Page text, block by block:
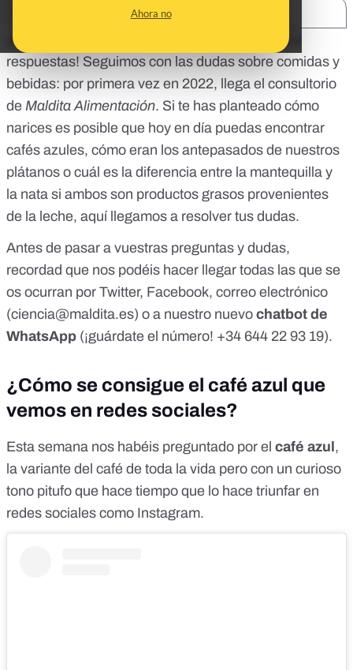
Ahora no
¡Año nuevo, viernes nuevo, nuevas preguntas y
respuestas! Seguimos con las dudas sobre comidas y
bebidas: por primera vez en 2022, llega el consultorio
de Maldita Alimentación. Si te has planteado cómo
narices es posible que hoy en día puedas encontrar
cafés azules, cómo eran los antepasados de nuestros
plátanos o cuál es la diferencia entre la mantequilla y
la nata si ambos son productos grasos provenientes
de la leche, aquí llegamos a resolver tus dudas.
Antes de pasar a vuestras preguntas y dudas,
recordad que nos podéis hacer llegar todas las que se
os ocurran por Twitter, Facebook, correo electrónico
(ciencia@maldita.es) o a nuestro nuevo chatbot de
WhatsApp (¡guárdate el número! +34 644 22 93 19).
¿Cómo se consigue el café azul que
vemos en redes sociales?
Esta semana nos habéis preguntado por el café azul ,
la variante del café de toda la vida pero con un curioso
tono pitufo que hace tiempo que lo hace triunfar en
redes sociales como Instagram.